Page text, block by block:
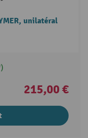
unilatéral
215,00 €